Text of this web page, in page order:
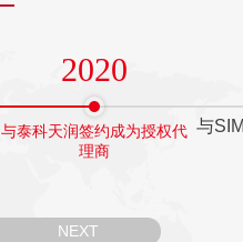
2020
与泰科天润签约成为授权代
理商
与
NEXT